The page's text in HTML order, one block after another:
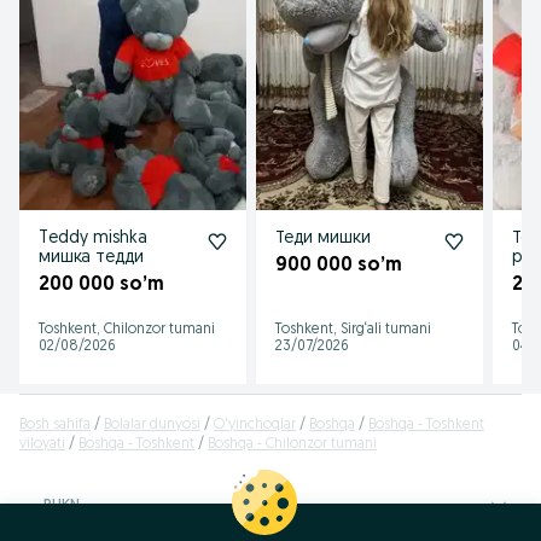
Teddy mishka
мишка тедди
200 000 so’m
Toshkent, Chilonzor tumani
02/08/2026
Теди мишки
900 000 so’m
Toshkent, Sirg‘ali tumani
23/07/2026
04/
Bosh sahifa Bolalar dunyosi O'yinchoqlar Boshqa
Boshqa - Toshkent
viloyati
Boshqa - Toshkent Boshqa - Chilonzor tumani
RUKN